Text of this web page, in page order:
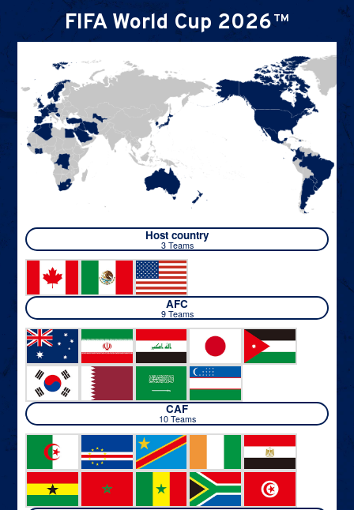
FIFA World Cup 2026 TM
Host country
3 Teams
AFC
9 Teams
CAF
10 Teams